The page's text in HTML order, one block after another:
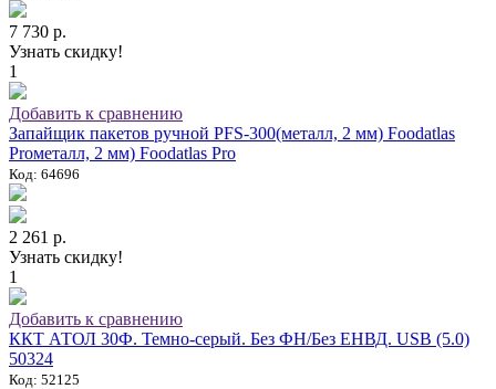
7 730 р.
Узнать скидку!
1
Добавить к сравнению
Запайщик пакетов ручной PFS-300(металл, 2 мм) Foodatlas
Proметалл, 2 мм) Foodatlas Pro
Код: 64696
2 261 р.
Узнать скидку!
1
Добавить к сравнению
ККТ АТОЛ 30Ф. Темно-серый. Без ФН/Без ЕНВД. USB (5.0)
50324
Код: 52125